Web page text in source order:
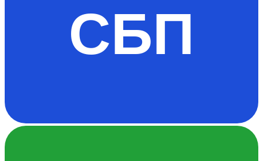
СБП